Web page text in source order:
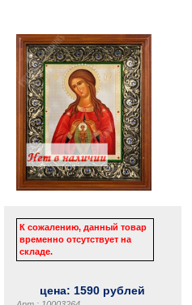
К сожалению, данный товар
временно отсутствует на
складе.
цена: 1590 рублей